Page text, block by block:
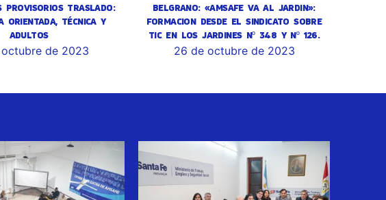
PROVISORIOS TRASLADO:
ORIENTADA, TÉCNICA Y
ADULTOS
de 2023
BELGRANO: «AMSAFE VA AL JARDIN»:
FORMACION DESDE EL SINDICATO SOBRE
TIC EN LOS JARDINES Nº 348 Y Nº 126.
26 de octubre de 2023